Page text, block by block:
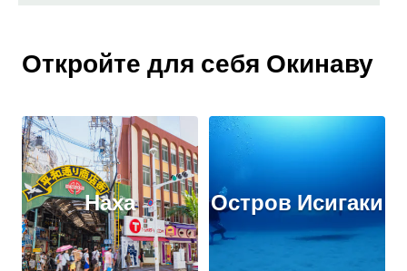
Откройте для себя Окинаву
Наха Остров Исигаки